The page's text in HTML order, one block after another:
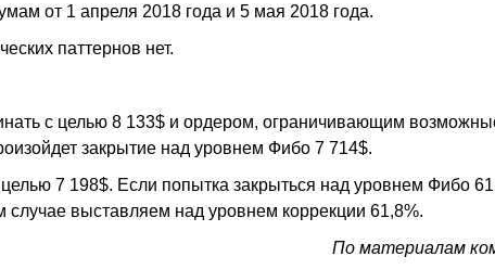
от 1 апреля 2018 года и 5 мая 2018 года.
паттернов нет.
с целью 8 133$ и ордером, ограничивающим
закрытие над уровнем Фибо 7 714$.
7 198$. Если попытка закрыться над уровнем Фибо
случае выставляем над уровнем коррекции 61,8%.
По материалам